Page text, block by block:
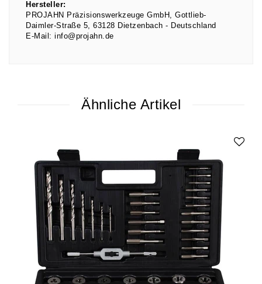
Hersteller:
PROJAHN Präzisionswerkzeuge GmbH
Gottlieb-
Daimler-Straße 5 63128 Dietzenbach
Deutschland
E-Mail: info@projahn.de
Ähnliche Artikel